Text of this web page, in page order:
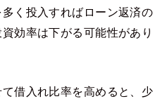
く投入すればローン返済の
効率は下がる可能性があり
借入れ比率を高めると、少